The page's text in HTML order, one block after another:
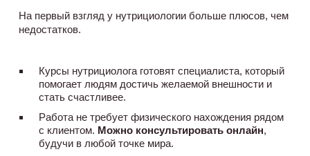
На первый взгляд у нутрициологии больше плюсов, чем
недостатков.
Курсы нутрициолога готовят специалиста, который
помогает людям достичь желаемой внешности и
стать счастливее.
Работа не требует физического нахождения рядом
с клиентом. Можно консультировать онлайн,
будучи в любой точке мира.